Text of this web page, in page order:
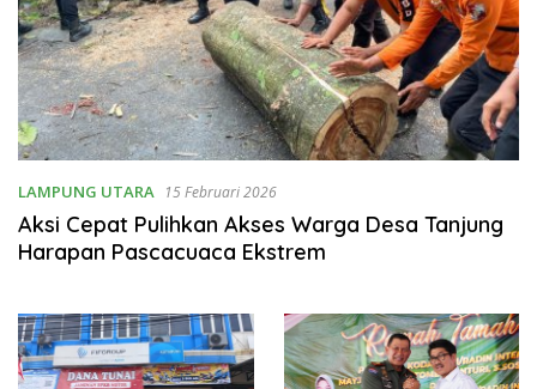
LAMPUNG UTARA 15 Februari 2026
Aksi Cepat Pulihkan Akses Warga Desa Tanjung
Harapan Pascacuaca Ekstrem